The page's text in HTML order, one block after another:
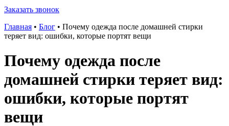
Заказать звонок
Главная • Блог • Почему одежда после домашней стирки
теряет вид: ошибки, которые портят вещи
Почему одежда после
домашней стирки теряет вид:
ошибки, которые портят
вещи